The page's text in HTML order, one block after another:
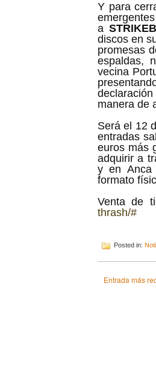
Y para
a
discos en
promesas
espaldas,
vecina
manera de
Será el 12
entradas
euros más
adquirir a
y en Anca
formato
Venta de
thrash/#
Posted in:
Entrada más